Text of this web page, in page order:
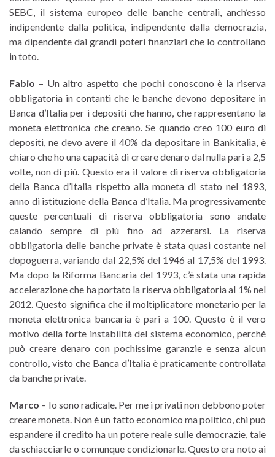
SEBC, il sistema europeo delle banche centrali, anch’esso
indipendente dalla politica, indipendente dalla democrazia,
ma dipendente dai grandi poteri finanziari che lo controllano
in toto.
Fabio – Un altro aspetto che pochi conoscono è la riserva
obbligatoria in contanti che le banche devono depositare in
Banca d’Italia per i depositi che hanno, che rappresentano la
moneta elettronica che creano. Se quando creo 100 euro di
depositi, ne devo avere il 40% da depositare in Bankitalia, è
chiaro che ho una capacità di creare denaro dal nulla pari a 2,5
volte, non di più. Questo era il valore di riserva obbligatoria
della Banca d’Italia rispetto alla moneta di stato nel 1893,
anno di istituzione della Banca d’Italia. Ma progressivamente
queste percentuali di riserva obbligatoria sono andate
calando sempre di più fino ad azzerarsi. La riserva
obbligatoria delle banche private è stata quasi costante nel
dopoguerra, variando dal 22,5% del 1946 al 17,5% del 1993.
Ma dopo la Riforma Bancaria del 1993, c’è stata una rapida
accelerazione che ha portato la riserva obbligatoria al 1% nel
2012. Questo significa che il moltiplicatore monetario per la
moneta elettronica bancaria è pari a 100. Questo è il vero
motivo della forte instabilità del sistema economico, perché
può creare denaro con pochissime garanzie e senza alcun
controllo, visto che Banca d’Italia è praticamente controllata
da banche private.
Marco – Io sono radicale. Per me i privati non debbono poter
creare moneta. Non è un fatto economico ma politico, chi può
espandere il credito ha un potere reale sulle democrazie, tale
da schiacciarle o comunque condizionarle. Questo era noto ai